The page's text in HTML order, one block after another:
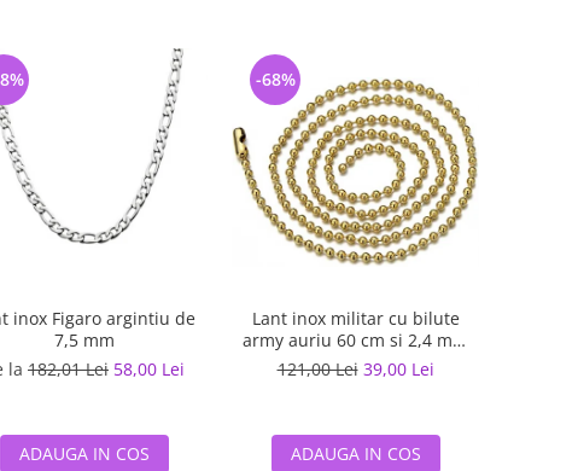
inox Figaro argintiu de
7,5 mm
la 182,01 Lei 58,00 Lei
ADAUGA IN COS
Lant inox militar cu bilute
army auriu 60 cm si 2,4 mm
grosime
121,00 Lei 39,00 Lei
-68%
ADAUGA IN COS